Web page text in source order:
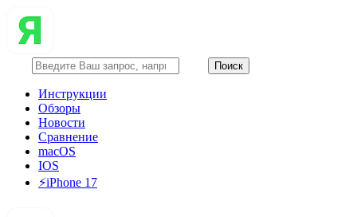
Инструкции
Обзоры
Новости
Сравнение
macOS
IOS
⚡️iPhone 17